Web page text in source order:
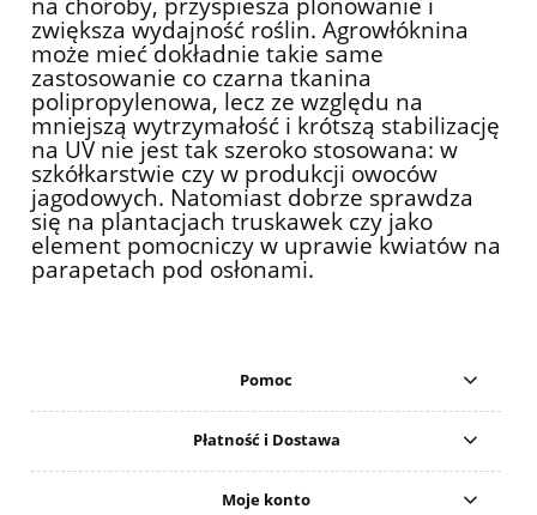
zwiększa wydajność roślin. Agrowłóknina
może mieć dokładnie takie same
zastosowanie co czarna tkanina
polipropylenowa, lecz ze względu na
mniejszą wytrzymałość i krótszą stabilizację
na UV nie jest tak szeroko stosowana: w
szkółkarstwie czy w produkcji owoców
jagodowych. Natomiast dobrze sprawdza
się na plantacjach truskawek czy jako
element pomocniczy w uprawie kwiatów na
parapetach pod osłonami.
Pomoc
Płatność i Dostawa
Moje konto